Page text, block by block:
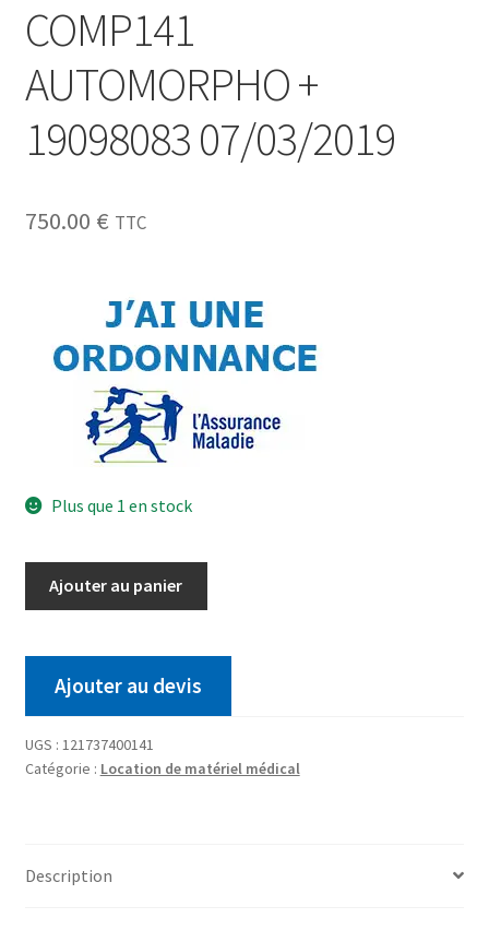
COMP141
AUTOMORPHO +
19098083 07/03/2019
750.00 € TTC
Plus que 1 en stock
Ajouter au panier
Ajouter au devis
UGS : 121737400141
Catégorie : Location de matériel médical
Description